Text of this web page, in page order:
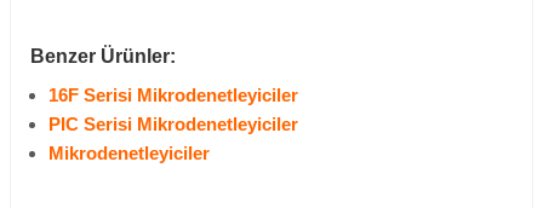
Benzer Ürünler:
16F Serisi Mikrodenetleyiciler
PIC Serisi Mikrodenetleyiciler
Mikrodenetleyiciler